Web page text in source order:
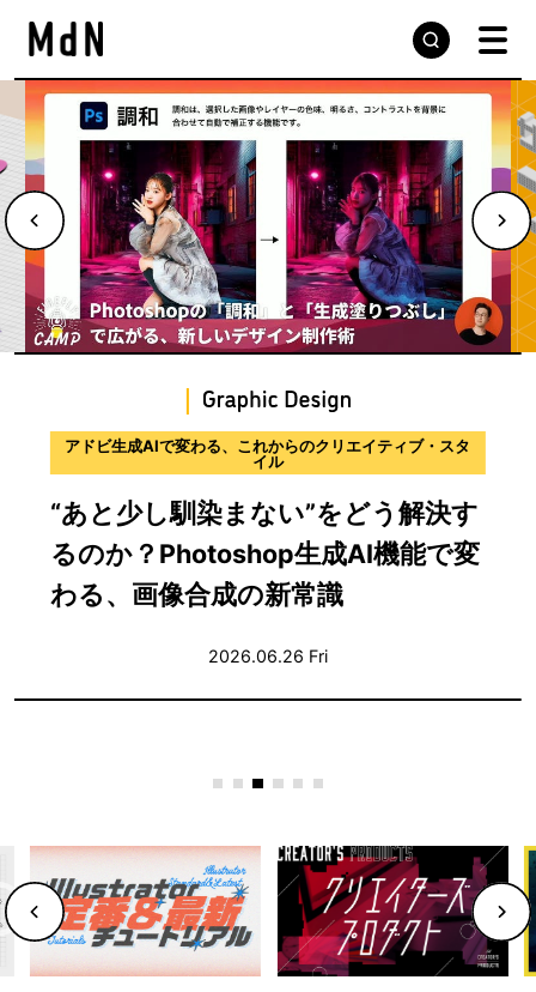
デザインの現場から届ける実践的な手法と思考プロセス
サウンドデザインのプロセスを学
ぶ〜合意を積み重ねながら音を仕上
げる実践ガイド〜